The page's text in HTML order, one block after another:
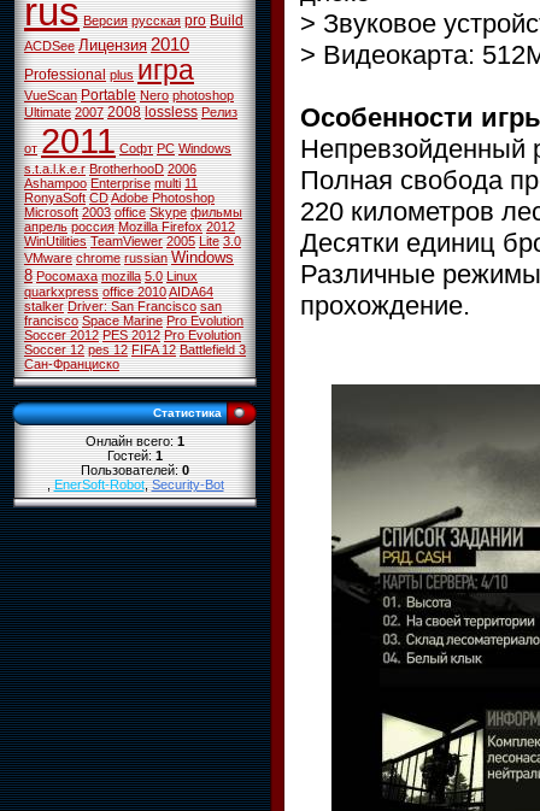
rus Версия русская pro Build
ACDSee Лицензия 2010
Professional plus игра
VueScan Portable Nero photoshop
Ultimate 2007 2008 lossless Релиз
от 2011 Софт PC Windows
s.t.a.l.k.e.r BrotherhooD 2006
Ashampoo Enterprise multi 11
RonyaSoft CDAdobe Photoshop
Microsoft 2003 office Skype фильмы
апрель россия Mozilla Firefox 2012
WinUtilities TeamViewer 2005 Lite 3.0
VMware chrome russian Windows
8 Росомаха mozilla 5.0 Linux
quarkxpress office 2010AIDA64
stalker Driver: San Francisco san
francisco Space Marine Pro Evolution
Soccer 2012 PES 2012 Pro Evolution
Soccer 12 pes 12 FIFA 12 Battlefield 3
Сан-Франциско
Статистика
Онлайн всего:1
Гостей:1
Пользователей:0
,EnerSoft-Robot,Security-Bot
> Звуковое
> Видеокарта:
Особенности
Непревзойденный
Полная свобода
220 километров
Десятки единиц
Различные
прохождение.